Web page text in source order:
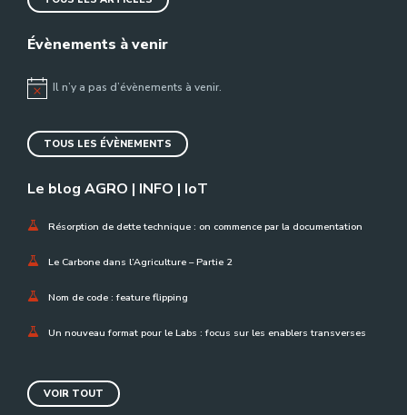
Évènements à venir
NoticeIl n’y a pas d’évènements à venir.
TOUS LES ÉVÈNEMENTS
Le blog AGRO | INFO | IoT
Résorption de dette technique : on commence par la documentation
Le Carbone dans l’Agriculture – Partie 2
Nom de code : feature flipping
Un nouveau format pour le Labs : focus sur les enablers transverses
VOIR TOUT